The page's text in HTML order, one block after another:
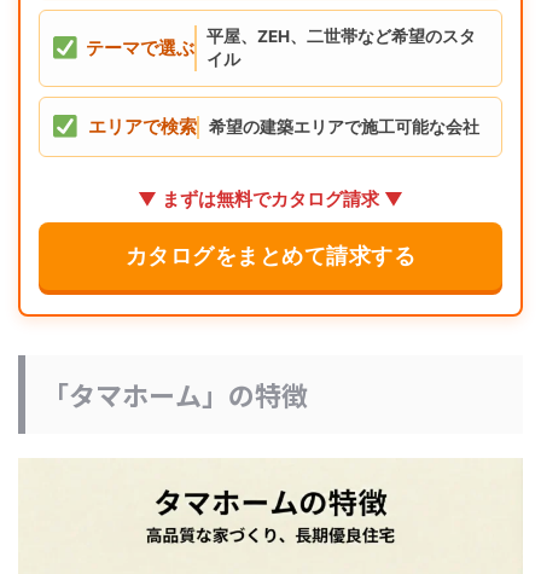
テーマで選ぶ
平屋、ZEH、二世帯など希望のスタ
イル
エリアで検索 希望の建築エリアで施工可能な会社
▼ まずは無料でカタログ請求 ▼
カタログをまとめて請求する
「タマホーム」の特徴